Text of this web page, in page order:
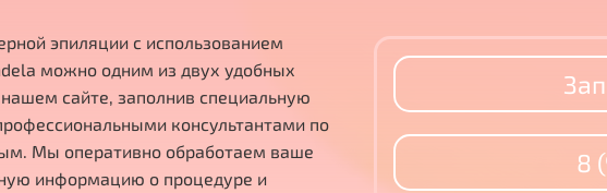
эпиляции с использованием
можно одним из двух удобных
нашем сайте, заполнив специальную
консультантами по
Мы оперативно обработаем ваше
информацию о процедуре и
8